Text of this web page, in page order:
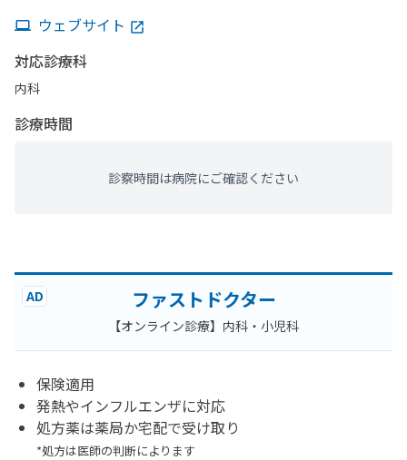
ウェブサイト
対応診療科
内科
診療時間
診察時間は病院にご確認ください
AD ファストドクター
【オンライン診療】内科・小児科
保険適用
発熱やインフルエンザに対応
処方薬は薬局か宅配で受け取り
*処方は医師の判断によります